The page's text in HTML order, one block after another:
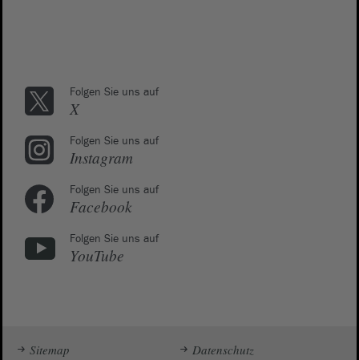
Folgen Sie uns auf
X
Folgen Sie uns auf
Instagram
Folgen Sie uns auf
Facebook
Folgen Sie uns auf
YouTube
Sitemap Datenschutz